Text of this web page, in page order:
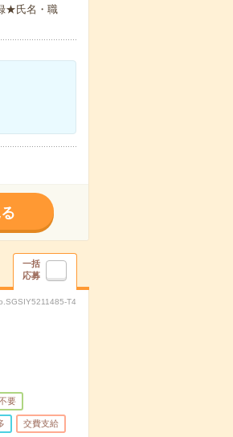
★氏名・職
一括
応募
T4
要
交費支給